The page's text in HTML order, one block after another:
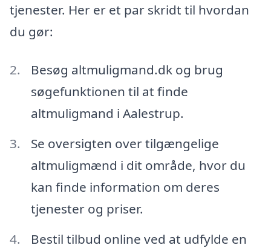
tjenester. Her er et par skridt til hvordan
du gør:
Besøg altmuligmand.dk og brug
søgefunktionen til at finde
altmuligmand i Aalestrup.
Se oversigten over tilgængelige
altmuligmænd i dit område, hvor du
kan finde information om deres
tjenester og priser.
Bestil tilbud online ved at udfylde en